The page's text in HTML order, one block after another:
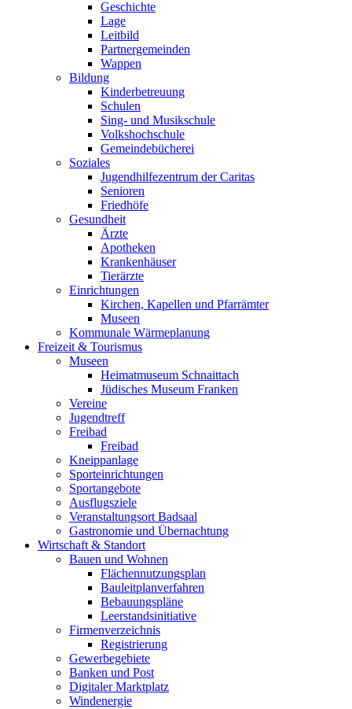
Geschichte
Lage
Leitbild
Partnergemeinden
Wappen
Bildung
Kinderbetreuung
Schulen
Sing- und Musikschule
Volkshochschule
Gemeindebücherei
Soziales
Jugendhilfezentrum der Caritas
Senioren
Friedhöfe
Gesundheit
Ärzte
Apotheken
Krankenhäuser
Tierärzte
Einrichtungen
Kirchen, Kapellen und Pfarrämter
Museen
Kommunale Wärmeplanung
Freizeit & Tourismus
Museen
Heimatmuseum Schnaittach
Jüdisches Museum Franken
Vereine
Jugendtreff
Freibad
Freibad
Kneippanlage
Sporteinrichtungen
Sportangebote
Ausflugsziele
Veranstaltungsort Badsaal
Gastronomie und Übernachtung
Wirtschaft & Standort
Bauen und Wohnen
Flächennutzungsplan
Bauleitplanverfahren
Bebauungspläne
Leerstandsinitiative
Firmenverzeichnis
Registrierung
Gewerbegebiete
Banken und Post
Digitaler Marktplatz
Windenergie